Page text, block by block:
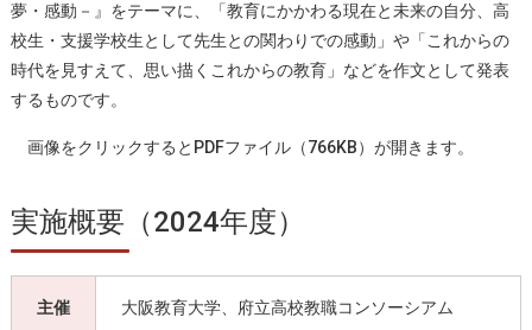
夢・感動－』をテーマに、「教育にかかわる現在と未来の自分、高
校生・支援学校生として先生との関わりでの感動」や「これからの
時代を見すえて、思い描くこれからの教育」などを作文として発表
するものです。
画像をクリックするとPDFファイル（766KB）が開きます。
実施概要（2024年度）
主催 大阪教育大学、府立高校教職コンソーシアム